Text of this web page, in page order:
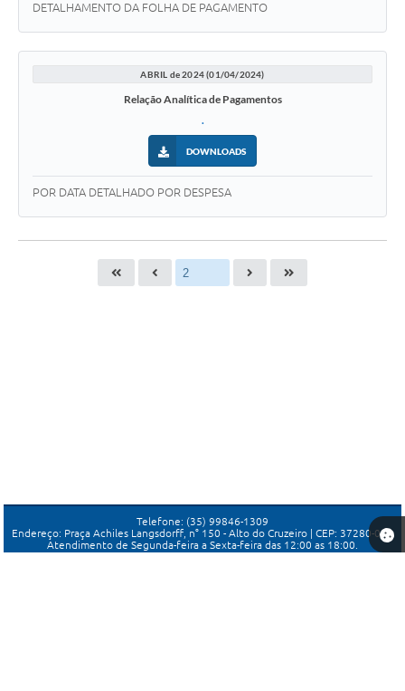
DETALHAMENTO DA FOLHA DE PAGAMENTO
ABRIL de 2024 (01/04/2024)
Relação Analítica de Pagamentos
.
DOWNLOADS
POR DATA DETALHADO POR DESPESA
Telefone: (35) 99846-1309
Endereço: Praça Achiles Langsdorff, n° 150 - Alto do Cruzeiro | CEP: 37280-000
Atendimento de Segunda-feira a Sexta-feira das 12:00 as 18:00.